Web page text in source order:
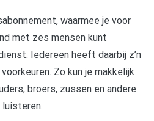
waarmee je voor
met zes mensen kunt
Iedereen heeft daarbij z’n
Zo kun je makkelijk
broers, zussen en andere
luisteren.